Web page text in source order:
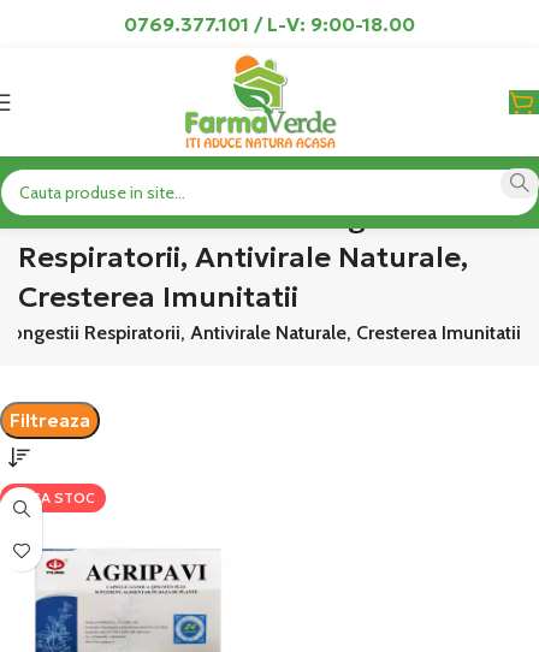
0769.377.101 / L-V: 9:00-18.00
Produse Sinuzita si Congestii
Respiratorii, Antivirale Naturale,
Cresterea Imunitatii
Respiratorii, Antivirale Naturale, Cresterea Imunitatii
Filtreaza
LIPSA STOC